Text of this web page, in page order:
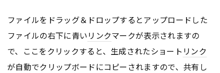
ファイルをドラッグ＆ドロップするとアップロードした
ファイルの右下に青いリンクマークが表示されますの
で、ここをクリックすると、生成されたショート リンク
が自動でクリップボードにコピーされますので、共有し